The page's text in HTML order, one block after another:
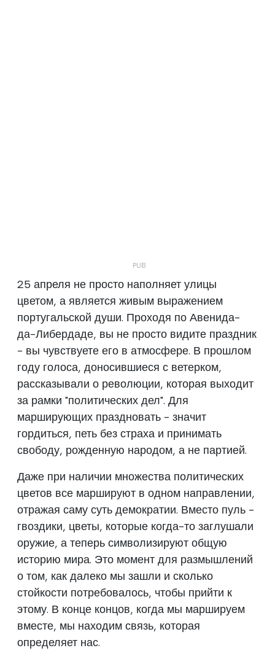
25 апреля не просто наполняет улицы
цветом, а является живым выражением
португальской души. Проходя по Авенида-
да-Либердаде, вы не просто видите праздник
- вы чувствуете его в атмосфере. В прошлом
году голоса, доносившиеся с ветерком,
рассказывали о революции, которая выходит
за рамки "политических дел". Для
марширующих праздновать - значит
гордиться, петь без страха и принимать
свободу, рожденную народом, а не партией.
Даже при наличии множества политических
цветов все маршируют в одном направлении,
отражая саму суть демократии. Вместо пуль -
гвоздики, цветы, которые когда-то заглушали
оружие, а теперь символизируют общую
историю мира. Это момент для размышлений
о том, как далеко мы зашли и сколько
стойкости потребовалось, чтобы прийти к
этому. В конце концов, когда мы маршируем
вместе, мы находим связь, которая
определяет нас.